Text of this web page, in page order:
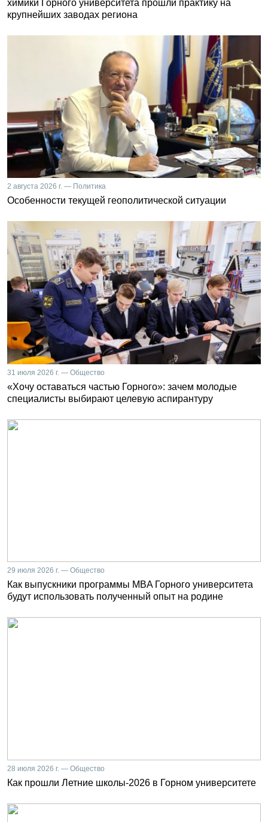
химики Горного университета прошли практику на
крупнейших заводах региона
2 августа 2026 г. — Политика
Особенности текущей геополитической ситуации
31 июля 2026 г. — Общество
«Хочу оставаться частью Горного»: зачем молодые
специалисты выбирают целевую аспирантуру
29 июля 2026 г. — Общество
Как выпускники программы MBA Горного университета
будут использовать полученный опыт на родине
28 июля 2026 г. — Общество
Как прошли Летние школы-2026 в Горном университете